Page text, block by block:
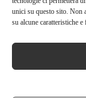
unici su questo sito. Non
su alcune caratteristiche
SHOP